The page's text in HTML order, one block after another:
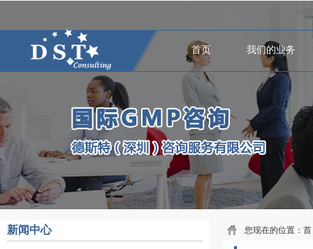
首页 我们的业务
新闻中心 您现在的位置： 首